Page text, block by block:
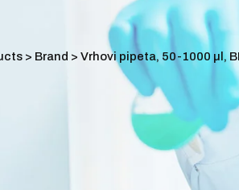
> Brand > Vrhovi pipeta, 50-1000 µl,